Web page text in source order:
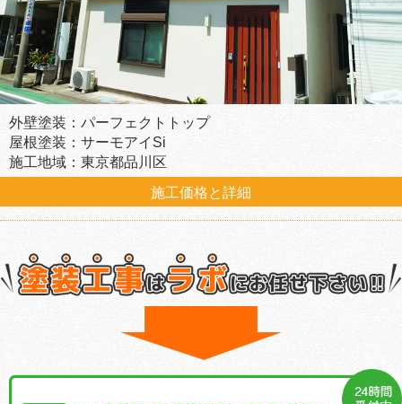
外壁塗装：パーフェクトトップ
屋根塗装：サーモアイSi
施工地域：東京都品川区
施工価格と詳細